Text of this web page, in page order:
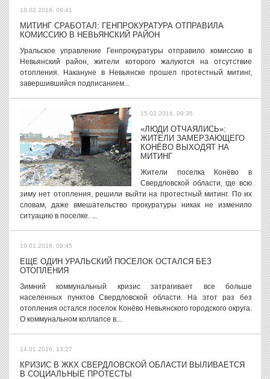
18.02.2016, 09:41
МИТИНГ СРАБОТАЛ: ГЕНПРОКУРАТУРА ОТПРАВИЛА
КОМИССИЮ В НЕВЬЯНСКИЙ РАЙОН
Уральское управление Генпрокуратуры отправило комиссию в
Невьянский район, жители которого жалуются на отсутствие
отопления. Накануне в Невьянске прошел протестный митинг,
завершившийся подписанием...
15.02.2016, 09:35
«ЛЮДИ ОТЧАЯЛИСЬ»:
ЖИТЕЛИ ЗАМЕРЗАЮЩЕГО
КОНЁВО ВЫХОДЯТ НА
МИТИНГ
Жители поселка Конёво в
Свердловской области, где всю
зиму нет отопления, решили выйти на протестный митинг. По их
словам, даже вмешательство прокуратуры никак не изменило
ситуацию в поселке. ...
19.01.2016, 09:45
ЕЩЕ ОДИН УРАЛЬСКИЙ ПОСЕЛОК ОСТАЛСЯ БЕЗ
ОТОПЛЕНИЯ
Зимний коммунальный кризис затрагивает все больше
населенных пунктов Свердловской области. На этот раз без
отопления остался поселок Конёво Невьянского городского округа.
О коммунальном коллапсе в...
14.01.2016, 13:27
КРИЗИС В ЖКХ СВЕРДЛОВСКОЙ ОБЛАСТИ ВЫЛИВАЕТСЯ
В СОЦИАЛЬНЫЕ ПРОТЕСТЫ